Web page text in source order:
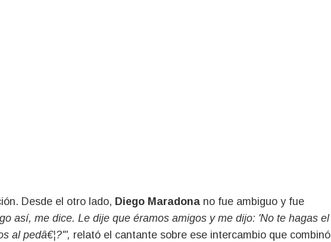
Desde el otro lado, Diego Maradona no fue ambiguo y fue
así, me dice. Le dije que éramos amigos y me dijo: 'No te hagas el
al pedâ€¦?'", relató el cantante sobre ese intercambio que combinó